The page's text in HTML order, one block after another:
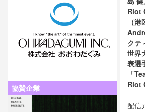
協賛企業
Riot
（
クテ
世界
表選
「
Riot
配信